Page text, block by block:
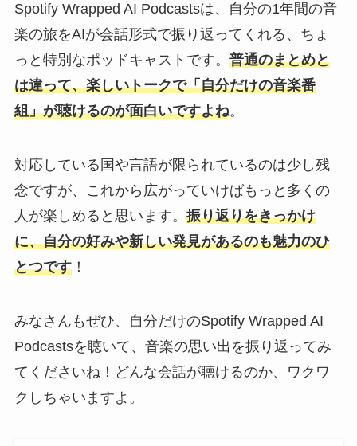
Spotify Wrapped AI Podcastsは、自分の1年間の音
楽の旅をAIが会話形式で振り返ってくれる、ちょ
っと特別なポッドキャストです。 普通のまとめと
は違って、楽しいトークで「自分だけの音楽番
組」が聴けるのが面白いですよね。
対応している国や言語が限られているのは少し残
念ですが、これから広がっていけばもっと多くの
人が楽しめると思います。 振り返りをきっかけ
に、自分の好みや新しい発見があるのも魅力のひ
とつです！
みなさんもぜひ、自分だけのSpotify Wrapped AI
Podcastsを聴いて、音楽の思い出を振り返ってみ
てくださいね！どんな会話が聴けるのか、ワクワ
クしちゃいますよ。